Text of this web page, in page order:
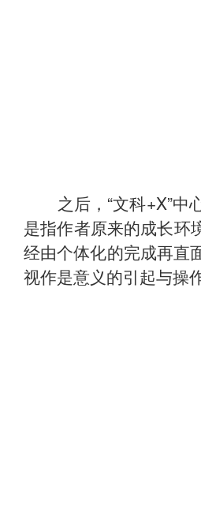
之后， “文科+X”中
是指作者原来的成长环
经由个体化的完成再直
视作是意义的引起与操